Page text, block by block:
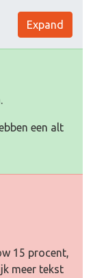
Expand
een alt
15 procent,
meer tekst